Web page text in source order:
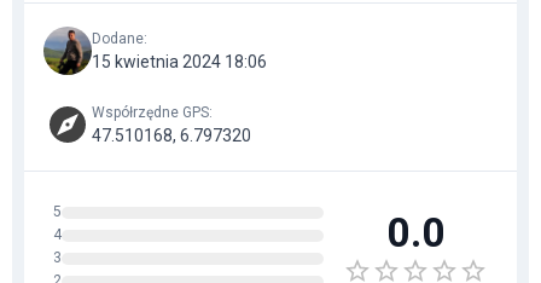
Dodane:
15 kwietnia 2024 18:06
Współrzędne GPS:
47.510168, 6.797320
5
4
3
0.0